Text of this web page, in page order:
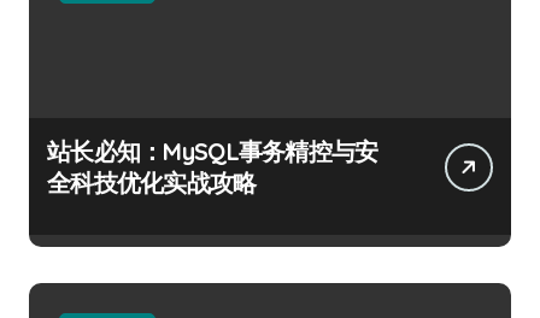
站长必知：MySQL事务精控与安
全科技优化实战攻略